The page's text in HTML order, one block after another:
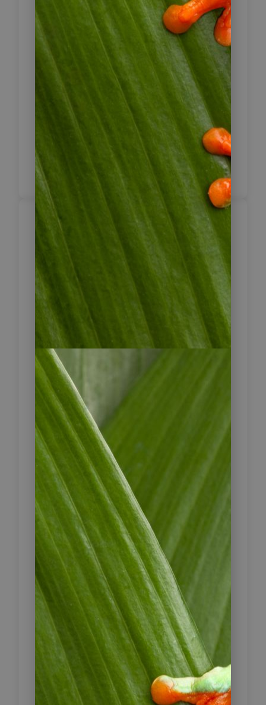
Anschließend besuchen Sie das
Goldmuseum, das einen Einblick in
die präkolumbischen Kulturen des
Landes gibt. Zum Abschluss fahren
Sie mit der Seilbahn auf den
Monserrate, den Hausberg der Stadt.
Von hier oben eröffnet sich ein
weiter Blick über Bogotá und die
umliegenden Anden. Der Nachmittag
steht zur freien Verfügung.
Beginn Ihrer
Mietwagenreise –
Von Bogotá ins
Magdalena-Tal
Heute beginnt Ihre Mietwagenreise.
Nach dem Frühstück werden Sie zur
Mietwagenstation gebracht, wo ein
lokaler Mitarbeiter Sie bei der
Fahrzeugübernahme unterstützt und
alle Formalitäten erledigt.
Anschließend starten Sie Ihre erste
Etappe auf eigene Faust und
verlassen Bogotá in westlicher
Richtung über die Ausläufer der
Anden hinab in das Magdalena-Tal.
Ihr Ziel ist Honda, eine der ältesten
Städte Kolumbiens, direkt am Río
Magdalena gelegen. Honda war
über Jahrhunderte ein wichtiger
Handels- und Umschlagplatz. Heute
prägen farbenfrohe koloniale
Häuser, Innenhöfe, Arkadengänge
und zahlreiche Brücken das
Stadtbild. Der Ort ist bewusst als
ruhige, historische Zwischenstation
gewählt.